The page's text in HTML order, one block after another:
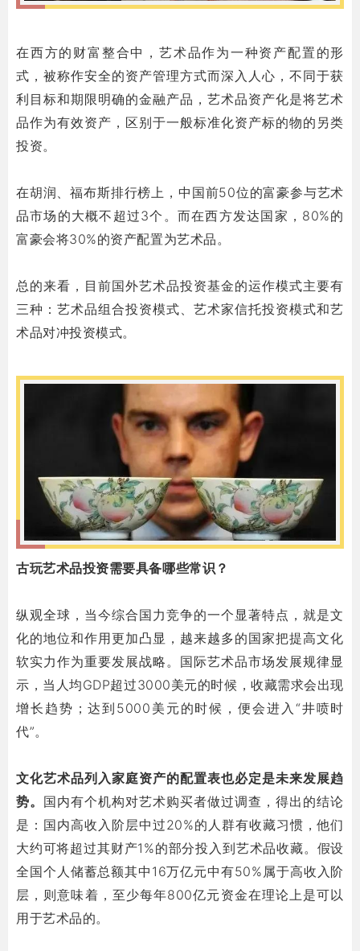
_
在西方的财富整合中，艺术品作为一种资产配置的形
式，被称作安全的资产管理方式而深入人心，不同于获
利目标和期限明确的金融产品，艺术品资产化是将艺术
品作为有效资产，区别于一般标准化资产标的物的另类
投资。
在胡润、福布斯排行榜上，中国前50位的富豪参与艺术
品市场的大概不超过3个。而在西方发达国家，80%的
富豪会将30%的资产配置为艺术品。
总的来看，目前国外艺术品投资基金的运作模式主要有
三种：艺术品组合投资模式、艺术家信托投资模式和艺
术品对冲投资模式。
_
古玩艺术品投资需要具备哪些常识？
纵观全球，当今综合国力竞争的一个显著特点，就是文
化的地位和作用更加凸显，越来越多的国家把提高文化
软实力作为重要发展战略。国际艺术品市场发展规律显
示，当人均GDP超过3000美元的时候，收藏需求会出现
增长趋势；达到5000美元的时候，便会进入“井喷时
代”。
文化艺术品列入家庭资产的配置表也必定是未来发展趋
势。 国内有个机构对艺术购买者做过调查，得出的结论
是：国内高收入阶层中过20%的人群有收藏习惯，他们
大约可将超过其财产1%的部分投入到艺术品收藏。假设
全国个人储蓄总额其中16万亿元中有50%属于高收入阶
层，则意味着，至少每年800亿元资金在理论上是可以
用于艺术品的。